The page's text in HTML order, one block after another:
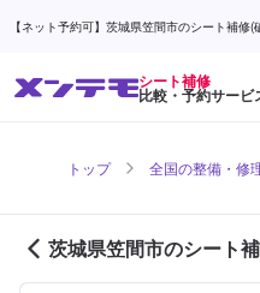
【ネット予約可】茨城県笠間市のシート補修
シート補修
比較・予約サービ
トップ 全国の整備・修
茨城県笠間市のシート
舗紹介 (1ページ目)